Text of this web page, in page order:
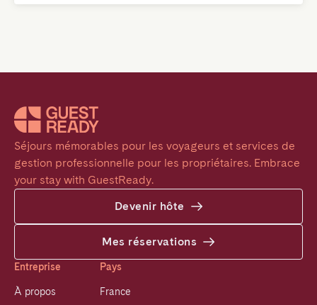
Séjours mémorables pour les voyageurs et services de
gestion professionnelle pour les propriétaires. Embrace
your stay with GuestReady.
Devenir hôte
Mes réservations
Entreprise
À propos
Pays
France